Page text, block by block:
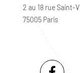
2 au 18 rue Saint-
75005 Paris